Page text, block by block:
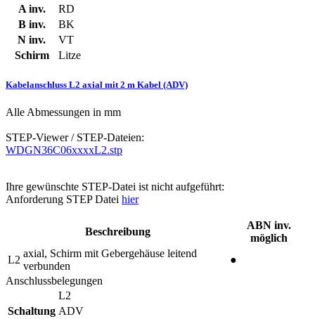
A inv.
RD
B inv.
BK
N inv.
VT
Schirm
Litze
Kabelanschluss L2 axial mit 2 m Kabel (ADV)
Alle Abmessungen in mm
STEP-Viewer / STEP-Dateien:
WDGN36C06xxxxL2.stp
Ihre gewünschte STEP-Datei ist nicht aufgeführt:
Anforderung STEP Datei hier
Beschreibung
ABN inv.
möglich
L2
axial, Schirm mit Gebergehäuse leitend
verbunden
●
Anschlussbelegungen
L2
Schaltung ADV